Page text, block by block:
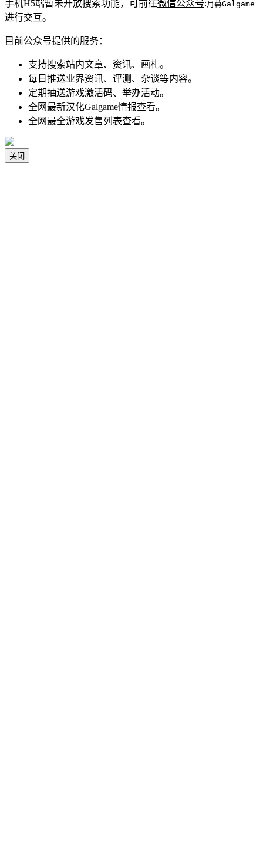
手机H5端暂未开放搜索功能，可前往微信公众号: 月幕Galgame
进行交互。
目前公众号提供的服务：
支持搜索站内文章、资讯、画札。
每日推送业界资讯、评测、杂谈等内容。
定期抽送游戏激活码、举办活动。
全网最新汉化Galgame情报查看。
全网最全游戏发售列表查看。
关闭